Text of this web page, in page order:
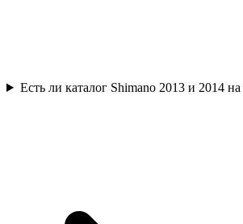
Есть ли каталог Shimano 2013 и 2014